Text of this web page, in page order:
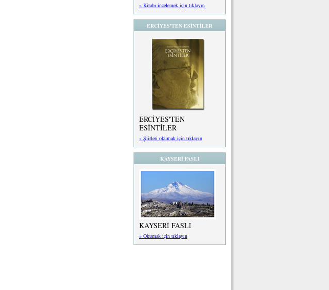
» Kitabı incelemek için tıklayın
ERCİYES'TEN ESİNTİLER
ERCİYES'TEN
ESİNTİLER
» Şiirleri okumak için tıklayın
KAYSERİ FASLI
KAYSERİ FASLI
» Okumak için tıklayın